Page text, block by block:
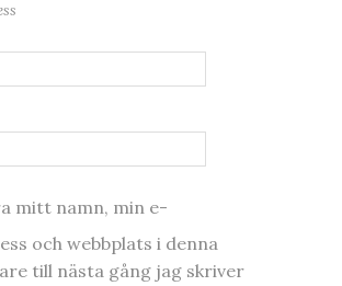
mitt namn, min e-
och webbplats i denna
till nästa gång jag skriver